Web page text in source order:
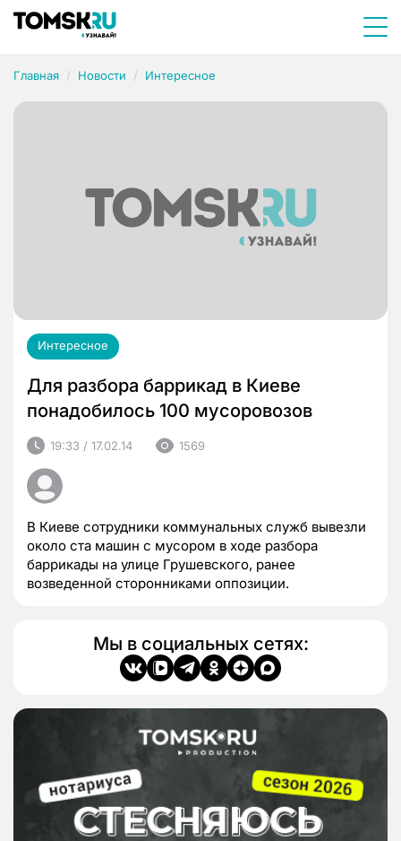
Главная Новости Интересное
Интересное
Для разбора баррикад в Киеве
понадобилось 100 мусоровозов
19:33 / 17.02.14 1569
В Киеве сотрудники коммунальных служб вывезли
около ста машин с мусором в ходе разбора
баррикады на улице Грушевского, ранее
возведенной сторонниками оппозиции.
Мы в социальных сетях: